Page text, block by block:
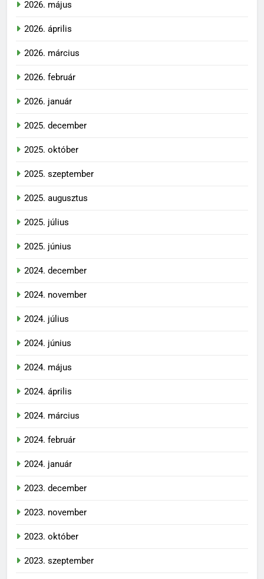
2026. május
2026. április
2026. március
2026. február
2026. január
2025. december
2025. október
2025. szeptember
2025. augusztus
2025. július
2025. június
2024. december
2024. november
2024. július
2024. június
2024. május
2024. április
2024. március
2024. február
2024. január
2023. december
2023. november
2023. október
2023. szeptember